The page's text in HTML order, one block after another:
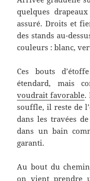
quelques
assuré. Droits et
des stands au-
couleurs : blanc,
Ces bouts
étendard, mais
voudrait favorable.
souffle, il reste de
dans les travées
dans un bain
garanti.
Au bout du
on vient prendre